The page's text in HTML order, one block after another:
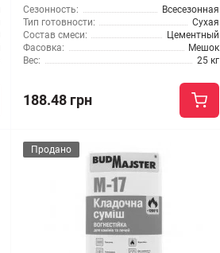
Сезонность:
Всесезонная
Тип готовности:
Сухая
Состав смеси:
Цементный
Фасовка:
Мешок
Вес:
25 кг
188.48 грн
Продано